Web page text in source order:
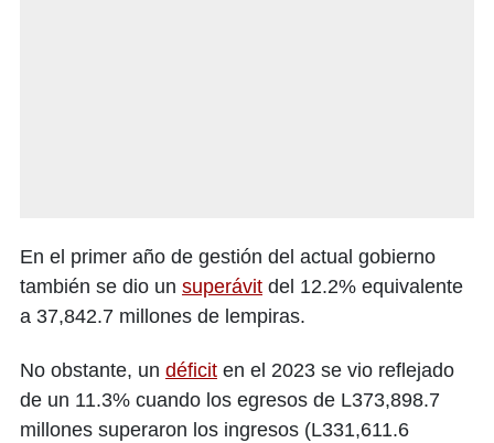
En el primer año de gestión del actual gobierno
también se dio un superávit del 12.2% equivalente
a 37,842.7 millones de lempiras.
No obstante, un déficit en el 2023 se vio reflejado
de un 11.3% cuando los egresos de L373,898.7
millones superaron los ingresos (L331,611.6